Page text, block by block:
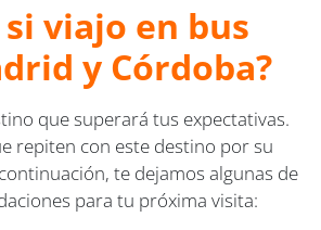
viajo en bus
y Córdoba?
que superará tus expectativas.
repiten con este destino por su
te dejamos algunas de
para tu próxima visita: